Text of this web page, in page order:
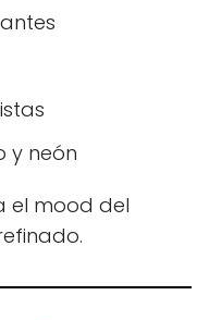
y neón
el mood del